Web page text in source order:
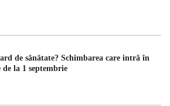
de sănătate? Schimbarea care intră în
de la 1 septembrie